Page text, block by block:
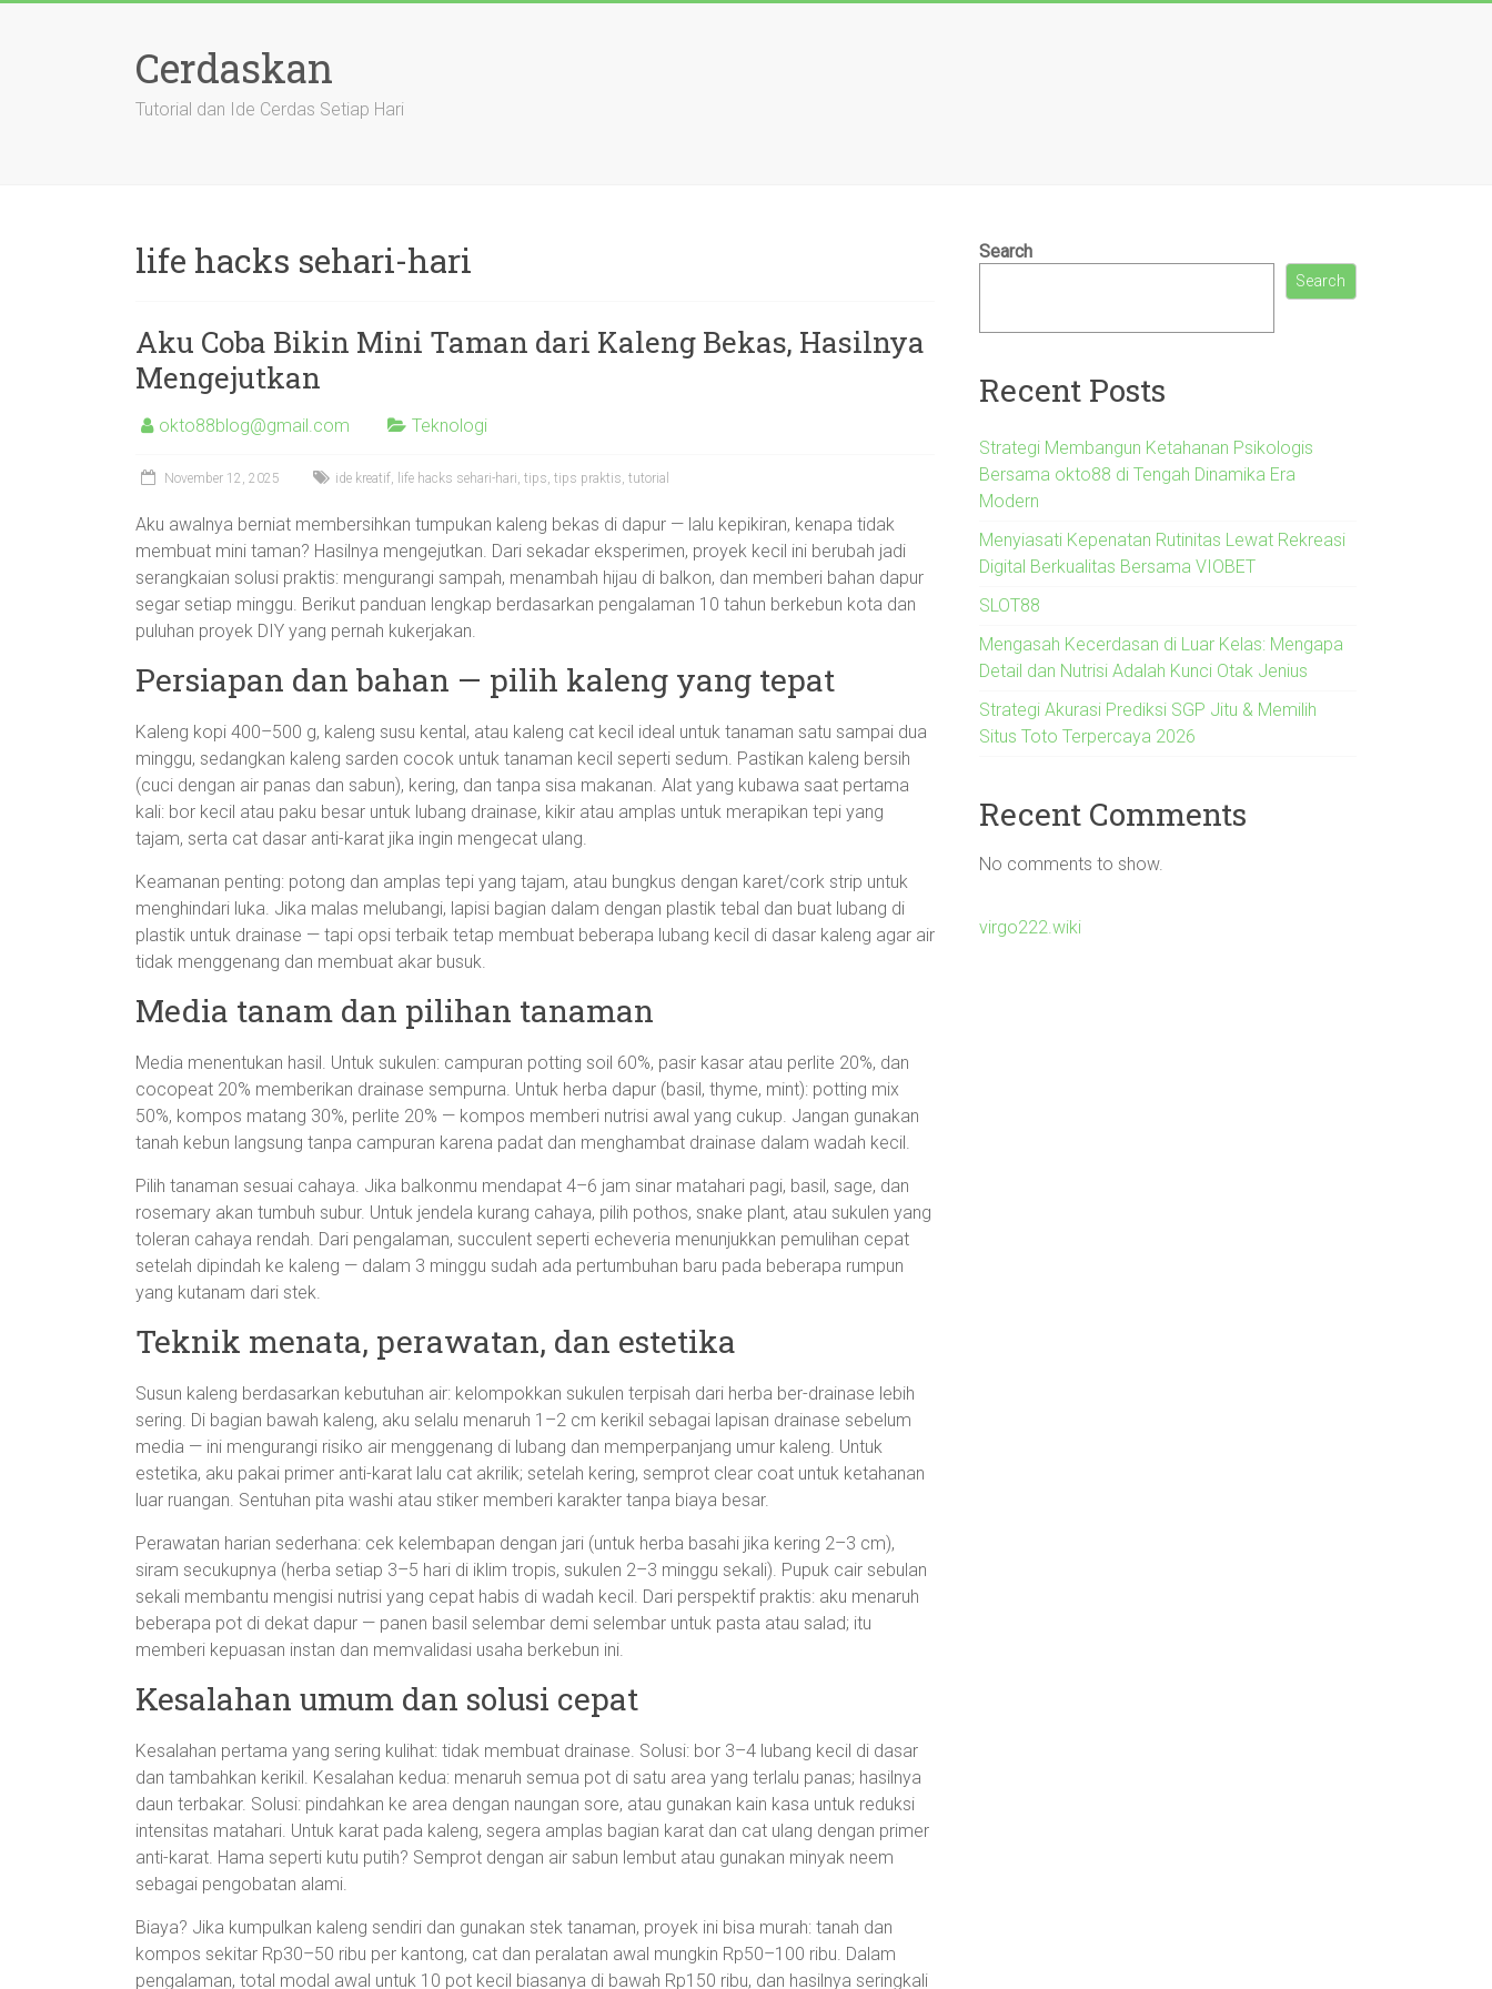
Cerdaskan
Tutorial dan Ide Cerdas Setiap Hari
life hacks sehari-hari
Aku Coba Bikin Mini Taman dari Kaleng Bekas, Hasilnya
Mengejutkan
okto88blog@gmail.com Teknologi
November 12, 2025 ide kreatif, life hacks sehari-hari, tips, tips praktis, tutorial
Aku awalnya berniat membersihkan tumpukan kaleng bekas di dapur — lalu kepikiran, kenapa tidak
membuat mini taman? Hasilnya mengejutkan. Dari sekadar eksperimen, proyek kecil ini berubah jadi
serangkaian solusi praktis: mengurangi sampah, menambah hijau di balkon, dan memberi bahan dapur
segar setiap minggu. Berikut panduan lengkap berdasarkan pengalaman 10 tahun berkebun kota dan
puluhan proyek DIY yang pernah kukerjakan.
Persiapan dan bahan — pilih kaleng yang tepat
Kaleng kopi 400–500 g, kaleng susu kental, atau kaleng cat kecil ideal untuk tanaman satu sampai dua
minggu, sedangkan kaleng sarden cocok untuk tanaman kecil seperti sedum. Pastikan kaleng bersih
(cuci dengan air panas dan sabun), kering, dan tanpa sisa makanan. Alat yang kubawa saat pertama
kali: bor kecil atau paku besar untuk lubang drainase, kikir atau amplas untuk merapikan tepi yang
tajam, serta cat dasar anti-karat jika ingin mengecat ulang.
Keamanan penting: potong dan amplas tepi yang tajam, atau bungkus dengan karet/cork strip untuk
menghindari luka. Jika malas melubangi, lapisi bagian dalam dengan plastik tebal dan buat lubang di
plastik untuk drainase — tapi opsi terbaik tetap membuat beberapa lubang kecil di dasar kaleng agar air
tidak menggenang dan membuat akar busuk.
Media tanam dan pilihan tanaman
Media menentukan hasil. Untuk sukulen: campuran potting soil 60%, pasir kasar atau perlite 20%, dan
cocopeat 20% memberikan drainase sempurna. Untuk herba dapur (basil, thyme, mint): potting mix
50%, kompos matang 30%, perlite 20% — kompos memberi nutrisi awal yang cukup. Jangan gunakan
tanah kebun langsung tanpa campuran karena padat dan menghambat drainase dalam wadah kecil.
Pilih tanaman sesuai cahaya. Jika balkonmu mendapat 4–6 jam sinar matahari pagi, basil, sage, dan
rosemary akan tumbuh subur. Untuk jendela kurang cahaya, pilih pothos, snake plant, atau sukulen yang
toleran cahaya rendah. Dari pengalaman, succulent seperti echeveria menunjukkan pemulihan cepat
setelah dipindah ke kaleng — dalam 3 minggu sudah ada pertumbuhan baru pada beberapa rumpun
yang kutanam dari stek.
Teknik menata, perawatan, dan estetika
Susun kaleng berdasarkan kebutuhan air: kelompokkan sukulen terpisah dari herba ber-drainase lebih
sering. Di bagian bawah kaleng, aku selalu menaruh 1–2 cm kerikil sebagai lapisan drainase sebelum
media — ini mengurangi risiko air menggenang di lubang dan memperpanjang umur kaleng. Untuk
estetika, aku pakai primer anti-karat lalu cat akrilik; setelah kering, semprot clear coat untuk ketahanan
luar ruangan. Sentuhan pita washi atau stiker memberi karakter tanpa biaya besar.
Perawatan harian sederhana: cek kelembapan dengan jari (untuk herba basahi jika kering 2–3 cm),
siram secukupnya (herba setiap 3–5 hari di iklim tropis, sukulen 2–3 minggu sekali). Pupuk cair sebulan
sekali membantu mengisi nutrisi yang cepat habis di wadah kecil. Dari perspektif praktis: aku menaruh
beberapa pot di dekat dapur — panen basil selembar demi selembar untuk pasta atau salad; itu
memberi kepuasan instan dan memvalidasi usaha berkebun ini.
Kesalahan umum dan solusi cepat
Kesalahan pertama yang sering kulihat: tidak membuat drainase. Solusi: bor 3–4 lubang kecil di dasar
dan tambahkan kerikil. Kesalahan kedua: menaruh semua pot di satu area yang terlalu panas; hasilnya
daun terbakar. Solusi: pindahkan ke area dengan naungan sore, atau gunakan kain kasa untuk reduksi
intensitas matahari. Untuk karat pada kaleng, segera amplas bagian karat dan cat ulang dengan primer
anti-karat. Hama seperti kutu putih? Semprot dengan air sabun lembut atau gunakan minyak neem
sebagai pengobatan alami.
Biaya? Jika kumpulkan kaleng sendiri dan gunakan stek tanaman, proyek ini bisa murah: tanah dan
kompos sekitar Rp30–50 ribu per kantong, cat dan peralatan awal mungkin Rp50–100 ribu. Dalam
pengalaman, total modal awal untuk 10 pot kecil biasanya di bawah Rp150 ribu, dan hasilnya seringkali
Search
Search
Recent Posts
Strategi Membangun Ketahanan Psikologis
Bersama okto88 di Tengah Dinamika Era
Modern
Menyiasati Kepenatan Rutinitas Lewat Rekreasi
Digital Berkualitas Bersama VIOBET
SLOT88
Mengasah Kecerdasan di Luar Kelas: Mengapa
Detail dan Nutrisi Adalah Kunci Otak Jenius
Strategi Akurasi Prediksi SGP Jitu & Memilih
Situs Toto Terpercaya 2026
Recent Comments
No comments to show.
virgo222.wiki